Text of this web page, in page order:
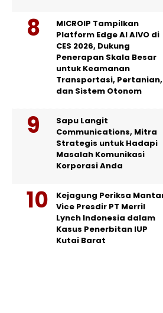
MICROIP Tampilkan
Platform Edge AI AIVO di
CES 2026, Dukung
Penerapan Skala Besar
untuk Keamanan
Transportasi, Pertanian,
dan Sistem Otonom
Sapu Langit
Communications, Mitra
Strategis untuk Hadapi
Masalah Komunikasi
Korporasi Anda
Kejagung Periksa
Vice Presdir PT Merril
Lynch Indonesia dalam
Kasus Penerbitan IUP
Kutai Barat